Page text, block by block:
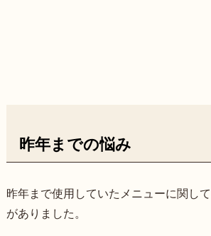
昨年までの悩み
昨年まで使用していたメニューに関し
がありました。